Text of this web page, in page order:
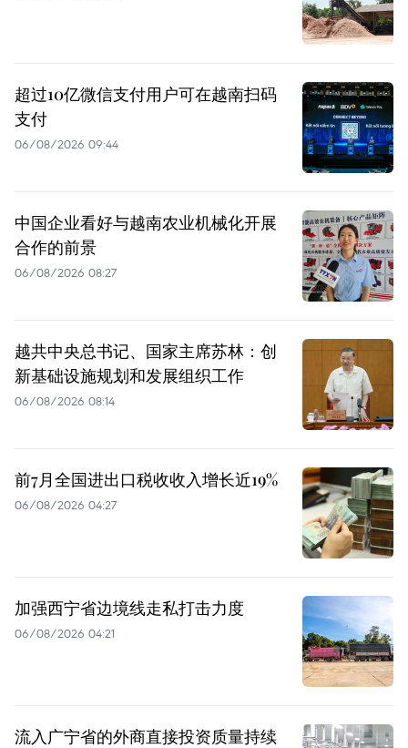
超过10亿微信支付用户可在越南扫码
支付
06/08/2026 09:44
中国企业看好与越南农业机械化开展
合作的前景
06/08/2026 08:27
越共中央总书记、国家主席苏林：创
新基础设施规划和发展组织工作
06/08/2026 08:14
前7月全国进出口税收收入增长近19%
06/08/2026 04:27
加强西宁省边境线走私打击力度
06/08/2026 04:21
流入广宁省的外商直接投资质量持续